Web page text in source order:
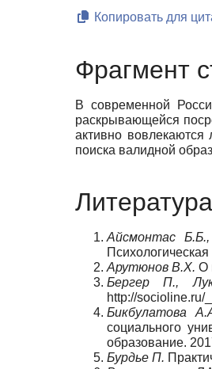
Копировать для
Фрагмент
В современной
раскрывающейся
активно
поиска валидной
Литература
Айсмонтас
Арутюнов В.Х. О
Бергер П.,
http://socioline.ru/
Бикбулатова
социального
образование.
Бурдьe П.